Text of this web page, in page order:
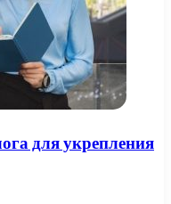
для укрепления